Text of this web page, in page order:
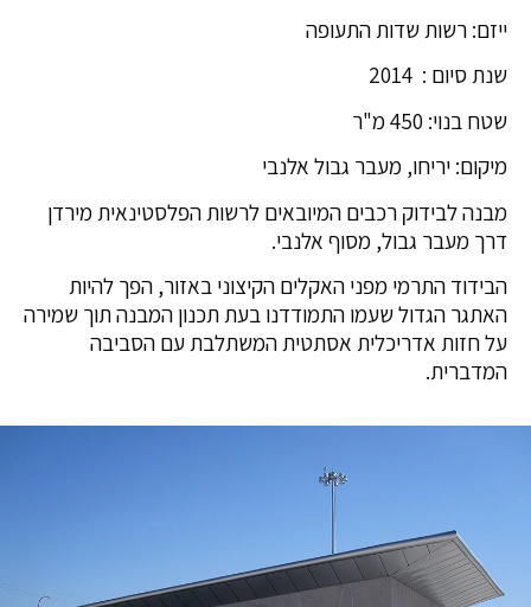
ייזם: רשות שדות התעופה
שנת סיום : 2014
שטח בנוי: 450 מ"ר
מיקום: יריחו, מעבר גבול אלנבי
מבנה לבידוק רכבים המיובאים לרשות הפלסטינאית מירדן
דרך מעבר גבול, מסוף אלנבי.
הבידוד התרמי מפני האקלים הקיצוני באזור, הפך להיות
האתגר הגדול שעמו התמודדנו בעת תכנון המבנה תוך שמירה
על חזות אדריכלית אסתטית המשתלבת עם הסביבה
המדברית.